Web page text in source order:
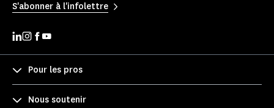
S'abonner à l'infolettre
Pour les pros
Nous soutenir